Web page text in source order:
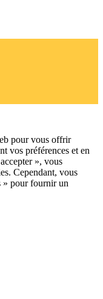
pour vous offrir
vos préférences et en
», vous
Cependant, vous
» pour fournir un